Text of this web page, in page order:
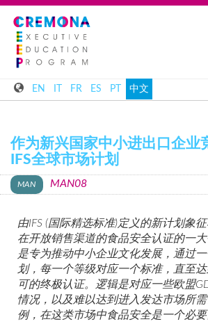
EN FR ES PT 中文
作为新兴国家中小进出口企业
IFS全球市场计划
MAN08
由IFS (国际精选标准)定义的新计划象
在开放销售渠道的食品安全认证的一
是专为推动中小企业文化发展，通过
划，每一个等级对应一个标准，直至达
可的终极认证。逻辑是对应一些欧盟
情况，以及难以达到进入发达市场所
例，在这类市场中食品安全是一个必要